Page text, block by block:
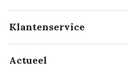
Geschiedenis
Missie
Klantenservice
Bezorgen
Actueel